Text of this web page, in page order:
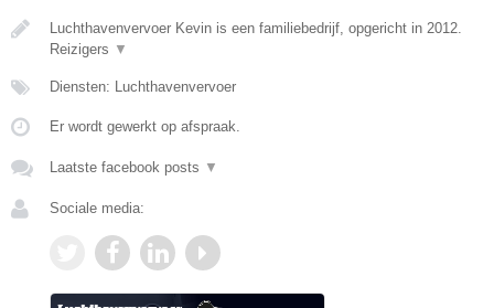
Luchthavenvervoer Kevin is een familiebedrijf, opgericht in 2012.
Reizigers ▼
Diensten: Luchthavenvervoer
Er wordt gewerkt op afspraak.
Laatste facebook posts ▼
Sociale media: